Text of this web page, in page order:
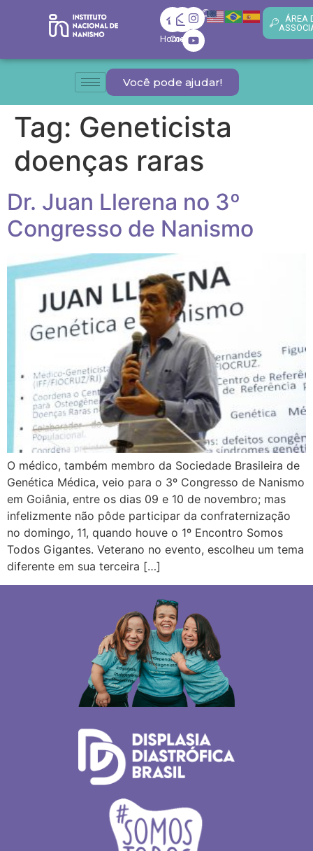
Home
Contato
ÁREA
Você pode ajudar!
Tag: Geneticista
doenças raras
Dr. Juan Llerena no 3º
Congresso de Nanismo
O médico, também membro da Sociedade Brasileira de
Genética Médica, veio para o 3º Congresso de Nanismo
em Goiânia, entre os dias 09 e 10 de novembro; mas
infelizmente não pôde participar da confraternização
no domingo, 11, quando houve o 1º Encontro Somos
Todos Gigantes. Veterano no evento, escolheu um tema
diferente em sua terceira […]